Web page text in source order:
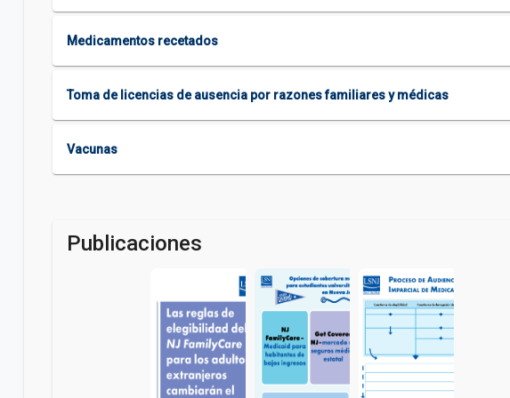
Medicamentos recetados
Toma de licencias de ausencia por razones familiares y médicas
Vacunas
Publicaciones